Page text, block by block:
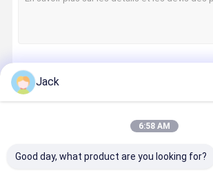
Jack
6:58 AM
Good day, what product are you looking for?